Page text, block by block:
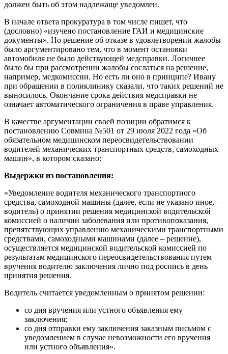
должен быть об этом надлежаще уведомлен.
В начале ответа прокуратура в том числе пишет, что
(дословно) «изучено постановление ГАИ и медицинские
документы». Но решение об отказе в удовлетворении жалобы
было аргументировано тем, что в момент остановки
автомобиля не было действующей медсправки. Логичнее
было бы при рассмотрении жалобы сослаться на решение,
например, медкомиссии. Но есть ли оно в принципе? Ивану
при обращении в поликлинику сказали, что таких решений не
выносилось. Окончание срока действия медсправки не
означает автоматического ограничения в праве управления.
В качестве аргументации своей позиции обратимся к
постановлению Совмина №501 от 29 июля 2022 года «Об
обязательном медицинском переосвидетельствовании
водителей механических транспортных средств, самоходных
машин», в котором сказано:
Выдержки из постановления:
«Уведомление водителя механического транспортного
средства, самоходной машины (далее, если не указано иное, –
водитель) о принятии решения медицинской водительской
комиссией о наличии заболевания или противопоказания,
препятствующих управлению механическими транспортными
средствами, самоходными машинами (далее – решение),
осуществляется медицинской водительской комиссией по
результатам медицинского переосвидетельствования путем
вручения водителю заключения лично под роспись в день
принятия решения.
Водитель считается уведомленным о принятом решении:
со дня вручения или устного объявления ему
заключения;
со дня отправки ему заключения заказным письмом с
уведомлением в случае невозможности его вручения
или устного объявления».